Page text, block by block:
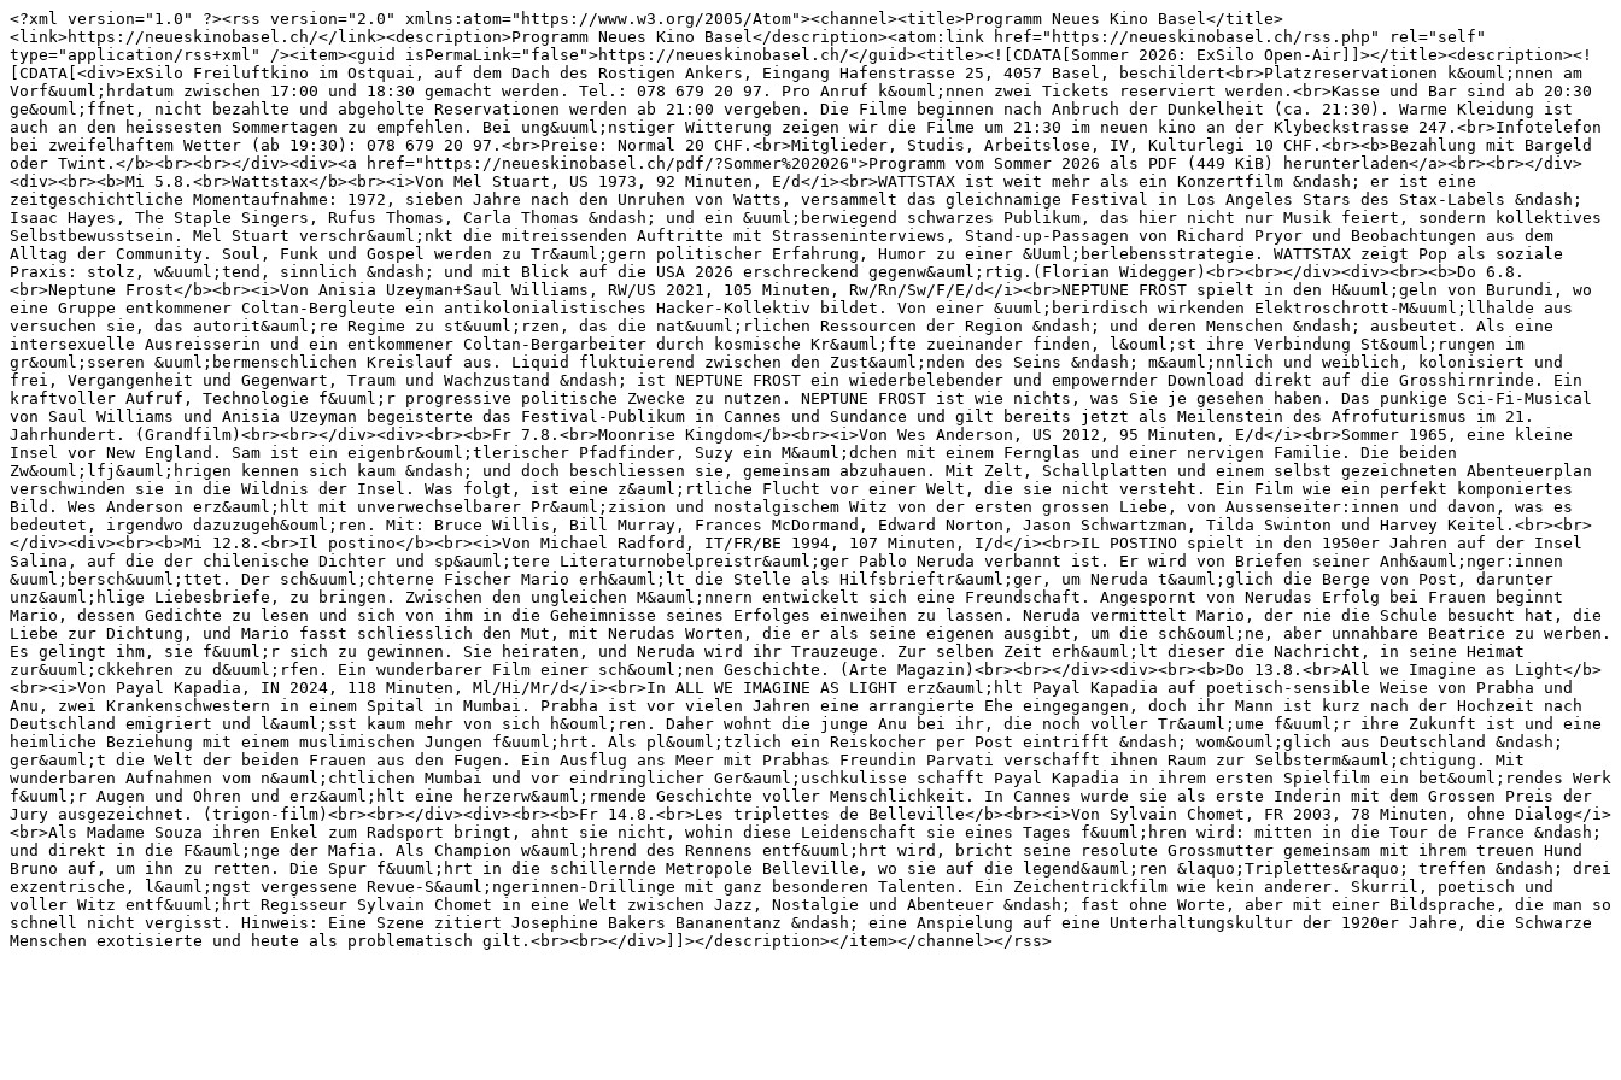
<?xml version="1.0" ?><rss version="2.0" xmlns:atom="https://www.w3.org/2005/Atom"><channel><title>Programm Neues Kino Basel</title>
<link>https://neueskinobasel.ch/</link><description>Programm Neues Kino Basel</description><atom:link href="https://neueskinobasel.ch/rss.php" rel="self"
type="application/rss+xml" /><item><guid isPermaLink="false">https://neueskinobasel.ch/</guid><title><![CDATA[Sommer 2026: ExSilo Open-Air]]></title><description><!
[CDATA[<div>ExSilo Freiluftkino im Ostquai, auf dem Dach des Rostigen Ankers, Eingang Hafenstrasse 25, 4057 Basel, beschildert<br>Platzreservationen k&ouml;nnen am
Vorf&uuml;hrdatum zwischen 17:00 und 18:30 gemacht werden. Tel.: 078 679 20 97. Pro Anruf k&ouml;nnen zwei Tickets reserviert werden.<br>Kasse und Bar sind ab 20:30
ge&ouml;ffnet, nicht bezahlte und abgeholte Reservationen werden ab 21:00 vergeben. Die Filme beginnen nach Anbruch der Dunkelheit (ca. 21:30). Warme Kleidung ist
auch an den heissesten Sommertagen zu empfehlen. Bei ung&uuml;nstiger Witterung zeigen wir die Filme um 21:30 im neuen kino an der Klybeckstrasse 247.<br>Infotelefon
bei zweifelhaftem Wetter (ab 19:30): 078 679 20 97.<br>Preise: Normal 20 CHF.<br>Mitglieder, Studis, Arbeitslose, IV, Kulturlegi 10 CHF.<br><b>Bezahlung mit Bargeld
oder Twint.</b><br><br></div><div><a href="https://neueskinobasel.ch/pdf/?Sommer%202026">Programm vom Sommer 2026 als PDF (449 KiB) herunterladen</a><br><br></div>
<div><br><b>Mi 5.8.<br>Wattstax</b><br><i>Von Mel Stuart, US 1973, 92 Minuten, E/d</i><br>WATTSTAX ist weit mehr als ein Konzertfilm &ndash; er ist eine
zeitgeschichtliche Momentaufnahme: 1972, sieben Jahre nach den Unruhen von Watts, versammelt das gleichnamige Festival in Los Angeles Stars des Stax-Labels &ndash;
Isaac Hayes, The Staple Singers, Rufus Thomas, Carla Thomas &ndash; und ein &uuml;berwiegend schwarzes Publikum, das hier nicht nur Musik feiert, sondern kollektives
Selbstbewusstsein. Mel Stuart verschr&auml;nkt die mitreissenden Auftritte mit Strasseninterviews, Stand-up-Passagen von Richard Pryor und Beobachtungen aus dem
Alltag der Community. Soul, Funk und Gospel werden zu Tr&auml;gern politischer Erfahrung, Humor zu einer &Uuml;berlebensstrategie. WATTSTAX zeigt Pop als soziale
Praxis: stolz, w&uuml;tend, sinnlich &ndash; und mit Blick auf die USA 2026 erschreckend gegenw&auml;rtig.(Florian Widegger)<br><br></div><div><br><b>Do 6.8.
<br>Neptune Frost</b><br><i>Von Anisia Uzeyman+Saul Williams, RW/US 2021, 105 Minuten, Rw/Rn/Sw/F/E/d</i><br>NEPTUNE FROST spielt in den H&uuml;geln von Burundi, wo
eine Gruppe entkommener Coltan-Bergleute ein antikolonialistisches Hacker-Kollektiv bildet. Von einer &uuml;berirdisch wirkenden Elektroschrott-M&uuml;llhalde aus
versuchen sie, das autorit&auml;re Regime zu st&uuml;rzen, das die nat&uuml;rlichen Ressourcen der Region &ndash; und deren Menschen &ndash; ausbeutet. Als eine
intersexuelle Ausreisserin und ein entkommener Coltan-Bergarbeiter durch kosmische Kr&auml;fte zueinander finden, l&ouml;st ihre Verbindung St&ouml;rungen im
gr&ouml;sseren &uuml;bermenschlichen Kreislauf aus. Liquid fluktuierend zwischen den Zust&auml;nden des Seins &ndash; m&auml;nnlich und weiblich, kolonisiert und
frei, Vergangenheit und Gegenwart, Traum und Wachzustand &ndash; ist NEPTUNE FROST ein wiederbelebender und empowernder Download direkt auf die Grosshirnrinde. Ein
kraftvoller Aufruf, Technologie f&uuml;r progressive politische Zwecke zu nutzen. NEPTUNE FROST ist wie nichts, was Sie je gesehen haben. Das punkige Sci-Fi-Musical
von Saul Williams und Anisia Uzeyman begeisterte das Festival-Publikum in Cannes und Sundance und gilt bereits jetzt als Meilenstein des Afrofuturismus im 21.
Jahrhundert. (Grandfilm)<br><br></div><div><br><b>Fr 7.8.<br>Moonrise Kingdom</b><br><i>Von Wes Anderson, US 2012, 95 Minuten, E/d</i><br>Sommer 1965, eine kleine
Insel vor New England. Sam ist ein eigenbr&ouml;tlerischer Pfadfinder, Suzy ein M&auml;dchen mit einem Fernglas und einer nervigen Familie. Die beiden
Zw&ouml;lfj&auml;hrigen kennen sich kaum &ndash; und doch beschliessen sie, gemeinsam abzuhauen. Mit Zelt, Schallplatten und einem selbst gezeichneten Abenteuerplan
verschwinden sie in die Wildnis der Insel. Was folgt, ist eine z&auml;rtliche Flucht vor einer Welt, die sie nicht versteht. Ein Film wie ein perfekt komponiertes
Bild. Wes Anderson erz&auml;hlt mit unverwechselbarer Pr&auml;zision und nostalgischem Witz von der ersten grossen Liebe, von Aussenseiter:innen und davon, was es
bedeutet, irgendwo dazuzugeh&ouml;ren. Mit: Bruce Willis, Bill Murray, Frances McDormand, Edward Norton, Jason Schwartzman, Tilda Swinton und Harvey Keitel.<br><br>
</div><div><br><b>Mi 12.8.<br>Il postino</b><br><i>Von Michael Radford, IT/FR/BE 1994, 107 Minuten, I/d</i><br>IL POSTINO spielt in den 1950er Jahren auf der Insel
Salina, auf die der chilenische Dichter und sp&auml;tere Literaturnobelpreistr&auml;ger Pablo Neruda verbannt ist. Er wird von Briefen seiner Anh&auml;nger:innen
&uuml;bersch&uuml;ttet. Der sch&uuml;chterne Fischer Mario erh&auml;lt die Stelle als Hilfsbrieftr&auml;ger, um Neruda t&auml;glich die Berge von Post, darunter
unz&auml;hlige Liebesbriefe, zu bringen. Zwischen den ungleichen M&auml;nnern entwickelt sich eine Freundschaft. Angespornt von Nerudas Erfolg bei Frauen beginnt
Mario, dessen Gedichte zu lesen und sich von ihm in die Geheimnisse seines Erfolges einweihen zu lassen. Neruda vermittelt Mario, der nie die Schule besucht hat, die
Liebe zur Dichtung, und Mario fasst schliesslich den Mut, mit Nerudas Worten, die er als seine eigenen ausgibt, um die sch&ouml;ne, aber unnahbare Beatrice zu werben.
Es gelingt ihm, sie f&uuml;r sich zu gewinnen. Sie heiraten, und Neruda wird ihr Trauzeuge. Zur selben Zeit erh&auml;lt dieser die Nachricht, in seine Heimat
zur&uuml;ckkehren zu d&uuml;rfen. Ein wunderbarer Film einer sch&ouml;nen Geschichte. (Arte Magazin)<br><br></div><div><br><b>Do 13.8.<br>All we Imagine as Light</b>
<br><i>Von Payal Kapadia, IN 2024, 118 Minuten, Ml/Hi/Mr/d</i><br>In ALL WE IMAGINE AS LIGHT erz&auml;hlt Payal Kapadia auf poetisch-sensible Weise von Prabha und
Anu, zwei Krankenschwestern in einem Spital in Mumbai. Prabha ist vor vielen Jahren eine arrangierte Ehe eingegangen, doch ihr Mann ist kurz nach der Hochzeit nach
Deutschland emigriert und l&auml;sst kaum mehr von sich h&ouml;ren. Daher wohnt die junge Anu bei ihr, die noch voller Tr&auml;ume f&uuml;r ihre Zukunft ist und eine
heimliche Beziehung mit einem muslimischen Jungen f&uuml;hrt. Als pl&ouml;tzlich ein Reiskocher per Post eintrifft &ndash; wom&ouml;glich aus Deutschland &ndash;
ger&auml;t die Welt der beiden Frauen aus den Fugen. Ein Ausflug ans Meer mit Prabhas Freundin Parvati verschafft ihnen Raum zur Selbsterm&auml;chtigung. Mit
wunderbaren Aufnahmen vom n&auml;chtlichen Mumbai und vor eindringlicher Ger&auml;uschkulisse schafft Payal Kapadia in ihrem ersten Spielfilm ein bet&ouml;rendes Werk
f&uuml;r Augen und Ohren und erz&auml;hlt eine herzerw&auml;rmende Geschichte voller Menschlichkeit. In Cannes wurde sie als erste Inderin mit dem Grossen Preis der
Jury ausgezeichnet. (trigon-film)<br><br></div><div><br><b>Fr 14.8.<br>Les triplettes de Belleville</b><br><i>Von Sylvain Chomet, FR 2003, 78 Minuten, ohne Dialog</i>
<br>Als Madame Souza ihren Enkel zum Radsport bringt, ahnt sie nicht, wohin diese Leidenschaft sie eines Tages f&uuml;hren wird: mitten in die Tour de France &ndash;
und direkt in die F&auml;nge der Mafia. Als Champion w&auml;hrend des Rennens entf&uuml;hrt wird, bricht seine resolute Grossmutter gemeinsam mit ihrem treuen Hund
Bruno auf, um ihn zu retten. Die Spur f&uuml;hrt in die schillernde Metropole Belleville, wo sie auf die legend&auml;ren &laquo;Triplettes&raquo; treffen &ndash; drei
exzentrische, l&auml;ngst vergessene Revue-S&auml;ngerinnen-Drillinge mit ganz besonderen Talenten. Ein Zeichentrickfilm wie kein anderer. Skurril, poetisch und
voller Witz entf&uuml;hrt Regisseur Sylvain Chomet in eine Welt zwischen Jazz, Nostalgie und Abenteuer &ndash; fast ohne Worte, aber mit einer Bildsprache, die man so
schnell nicht vergisst. Hinweis: Eine Szene zitiert Josephine Bakers Bananentanz &ndash; eine Anspielung auf eine Unterhaltungskultur der 1920er Jahre, die Schwarze
Menschen exotisierte und heute als problematisch gilt.<br><br></div>]]></description></item></channel></rss>